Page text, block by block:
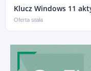
Klucz Windows 11
Oferta stała